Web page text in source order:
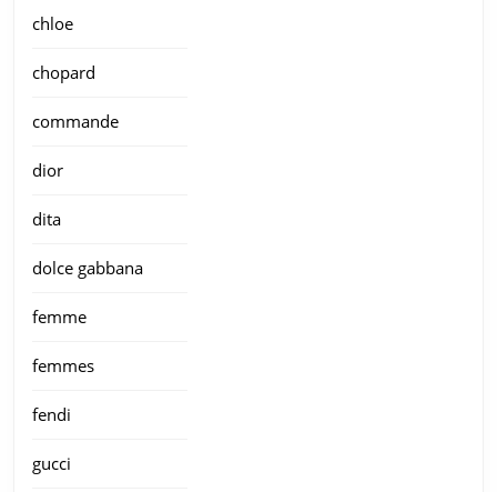
chloe
chopard
commande
dior
dita
dolce gabbana
femme
femmes
fendi
gucci